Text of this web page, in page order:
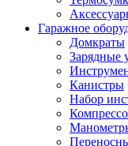
Гаражное
Домкраты
Зарядные
Канистры
Набор